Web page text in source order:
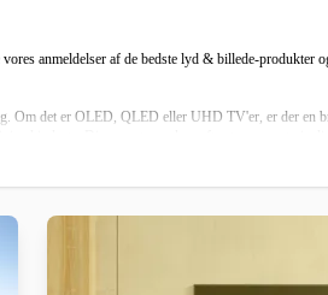
anmeldelser af de bedste lyd & billede-produkter
Om det er OLED, QLED eller UHD TV'er, er der en
Vi dækker alt fra de mest basale opsætninger